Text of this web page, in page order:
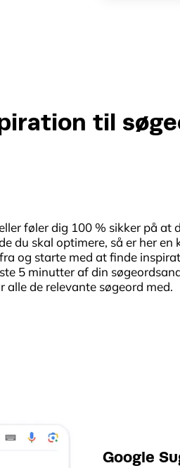
til
føler dig 100 % sikker på at
du skal optimere, så er her
og starte med at finde
5 minutter af din
alle de relevante søgeord med.
Google